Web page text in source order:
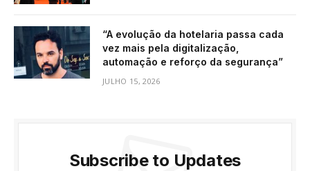
“A evolução da hotelaria passa cada
vez mais pela digitalização,
automação e reforço da segurança”
JULHO 15, 2026
Subscribe to Updates